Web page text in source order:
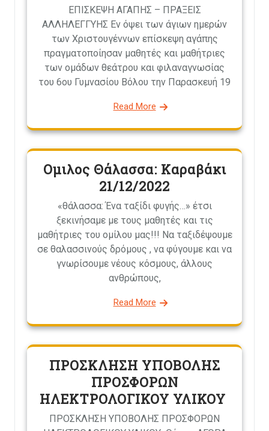
ΕΠΙΣΚΕΨΗ ΑΓΑΠΗΣ – ΠΡΑΞΕΙΣ
ΑΛΛΗΛΕΓΓΥΗΣ Εν όψει των άγιων ημερών
των Χριστουγέννων επίσκεψη αγάπης
πραγματοποίησαν μαθητές και μαθήτριες
των ομάδων θεάτρου και φιλαναγνωσίας
του 6ου Γυμνασίου Βόλου την Παρασκευή 19
Read More
Ομιλος Θάλασσα: Καραβάκι
21/12/2022
«θάλασσα: Ένα ταξίδι φυγής…» έτσι
ξεκινήσαμε με τους μαθητές και τις
μαθήτριες του ομίλου μας!!! Να ταξιδέψουμε
σε θαλασσινούς δρόμους , να φύγουμε και να
γνωρίσουμε νέους κόσμους, άλλους
ανθρώπους,
Read More
ΠΡΟΣΚΛΗΣΗ ΥΠΟΒΟΛΗΣ
ΠΡΟΣΦΟΡΩΝ
ΗΛΕΚΤΡΟΛΟΓΙΚΟΥ ΥΛΙΚΟΥ
ΠΡΟΣΚΛΗΣΗ ΥΠΟΒΟΛΗΣ ΠΡΟΣΦΟΡΩΝ